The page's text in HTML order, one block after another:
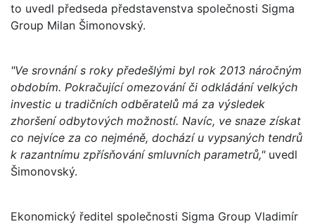
to uvedl předseda představenstva společnosti Sigma
Group Milan Šimonovský.
"Ve srovnání s roky předešlými byl rok 2013 náročným
obdobím. Pokračující omezování či odkládání velkých
investic u tradičních odběratelů má za výsledek
zhoršení odbytových možností. Navíc, ve snaze získat
co nejvíce za co nejméně, dochází u vypsaných tendrů
k razantnímu zpřísňování smluvních parametrů,"uvedl
Šimonovský.
Ekonomický ředitel společnosti Sigma Group Vladimír